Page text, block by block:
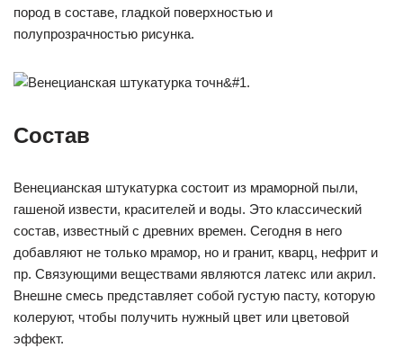
пород в составе, гладкой поверхностью и
полупрозрачностью рисунка.
Состав
Венецианская штукатурка состоит из мраморной пыли,
гашеной извести, красителей и воды. Это классический
состав, известный с древних времен. Сегодня в него
добавляют не только мрамор, но и гранит, кварц, нефрит и
пр. Связующими веществами являются латекс или акрил.
Внешне смесь представляет собой густую пасту, которую
колеруют, чтобы получить нужный цвет или цветовой
эффект.